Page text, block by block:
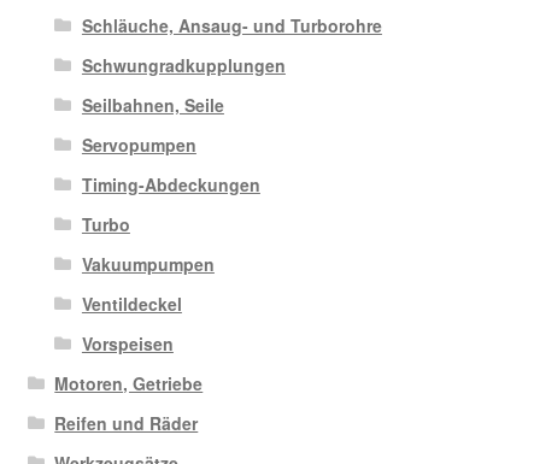
Schläuche, Ansaug- und Turborohre
Schwungradkupplungen
Seilbahnen, Seile
Servopumpen
Timing-Abdeckungen
Turbo
Vakuumpumpen
Ventildeckel
Vorspeisen
Motoren, Getriebe
Reifen und Räder